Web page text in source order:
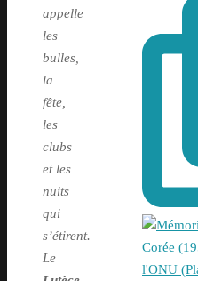
appelle
les
bulles,
la
fête,
les
clubs
et les
nuits
qui
s’étirent.
Le